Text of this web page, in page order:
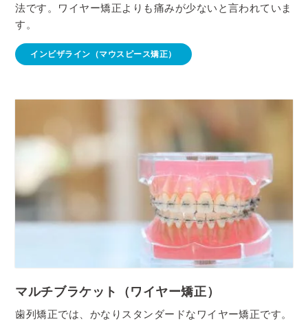
法です。ワイヤー矯正よりも痛みが少ないと言われていま
す。
インビザライン（マウスピース矯正）
マルチブラケット（ワイヤー矯正）
歯列矯正では、かなりスタンダードなワイヤー矯正です。